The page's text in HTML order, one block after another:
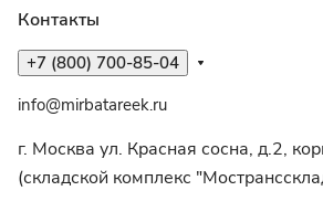
Контакты
+7 (800) 700-85-04
info@mirbatareek.ru
г. Москва ул. Красная сосна, д.2,
(складской комплекс